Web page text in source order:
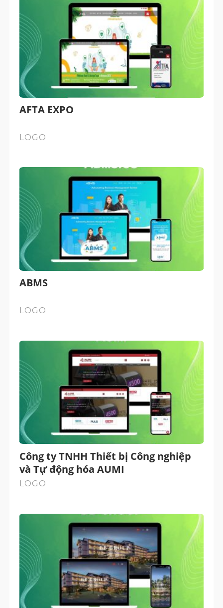
LOGO
AFTA EXPO
LOGO
ABMS
LOGO
Công ty TNHH Thiết bị Công nghiệp
và Tự động hóa AUMI